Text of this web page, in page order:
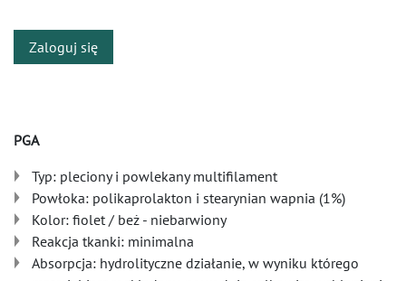
Zaloguj się
PGA
Typ: pleciony i powlekany multifilament
Powłoka: polikaprolakton i stearynian wapnia (1%)
Kolor: fiolet / beż - niebarwiony
Reakcja tkanki: minimalna
Absorpcja: hydrolityczne działanie, w wyniku którego